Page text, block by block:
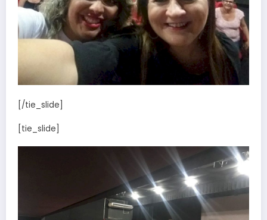
[/tie_slide]
[tie_slide]